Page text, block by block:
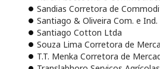
Sandias Corretora de
Santiago & Oliveira Com. e
Santiago Cotton Ltda
Souza Lima Corretora de
T.T. Menka Corretora de